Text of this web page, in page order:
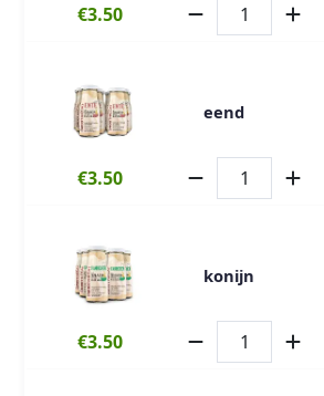
€3.50
eend
€3.50
konijn
€3.50